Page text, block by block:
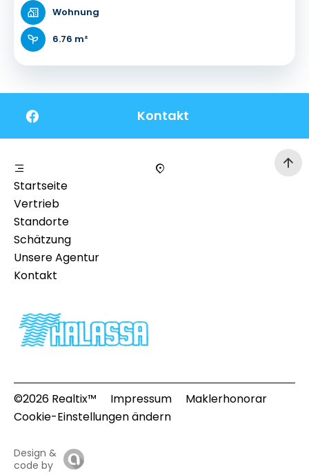
Wohnung
6.76 m²
Kontakt
Startseite
Vertrieb
Standorte
Schätzung
Unsere Agentur
Kontakt
©2026 Realtix™ Impressum
Maklerhonorar
Cookie-Einstellungen ändern
Design &
code by